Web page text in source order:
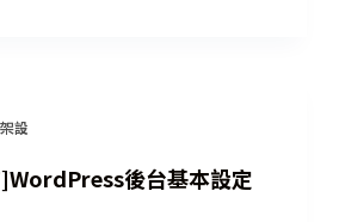
設
後台基本設定